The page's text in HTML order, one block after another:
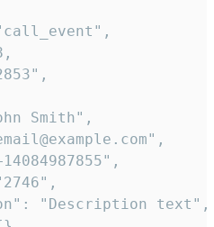
Smith",
"Description text",